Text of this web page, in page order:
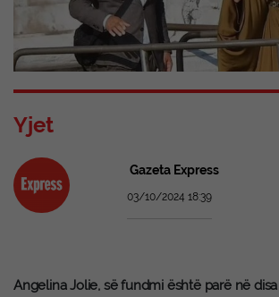
Yjet
Gazeta Express
03/10/2024 18:39
Angelina Jolie, së fundmi është parë në